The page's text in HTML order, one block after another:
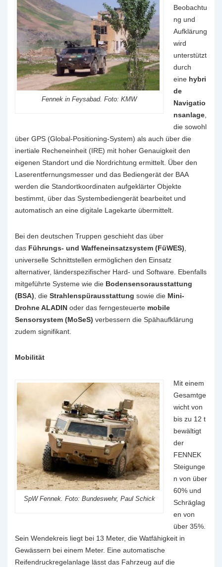
Fennek in Feysabad. Foto: KMW
Beobachtu
ng und
Aufklärung
wird
unterstützt
durch
eine hybri
de
Navigatio
nsanlage
die sowohl
über GPS (Global-Positioning-System) als auch über die
inertiale Recheneinheit (IRE) mit hoher Genauigkeit den
eigenen Standort und die Nordrichtung ermittelt. Über den
Laserentfernungsmesser und das Bediengerät der BAA
werden die Standortkoordinaten aufgeklärter Objekte
bestimmt, über das Systembediengerät bearbeitet und
automatisch an eine digitale Lagekarte übermittelt.
Bei den deutschen Truppen geschieht das über
das Führungs- und Waffeneinsatzsystem (FüWES)
universelle Schnittstellen ermöglichen den Einsatz
alternativer, länderspezifischer Hard- und Software. Ebenfalls
mitgeführte Systeme wie die Bodensensorausstattung
(BSA) , die Strahlenspürausstattung sowie die Mini-
Drohne ALADIN oder das ferngesteuerte mobile
Sensorsystem (MoSeS) verbessern die Spähaufklärung
zudem signifikant.
Mobilität
SpW Fennek. Foto: Bundeswehr, Paul Schick
Mit einem
Gesamtge
wicht von
bis zu 12 t
bewältigt
der
FENNEK
Steigunge
n von über
60% und
Schräglag
en von
über 35%.
Sein Wendekreis liegt bei 13 Meter, die Watfähigkeit in
Gewässern bei einem Meter. Eine automatische
Reifendruckregelanlage lässt das Fahrzeug auf die